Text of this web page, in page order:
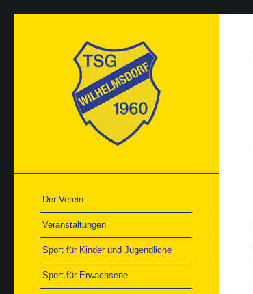
Der Verein
Veranstaltungen
Sport für Kinder und Jugendliche
Sport für Erwachsene